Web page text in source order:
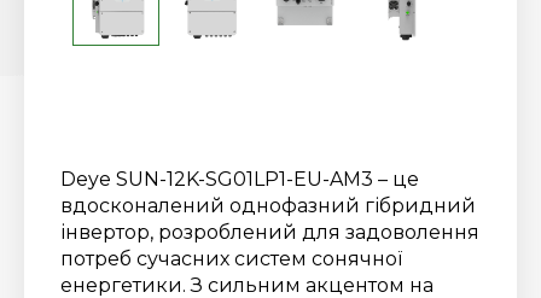
Deye SUN-12K-SG01LP1-EU-AM3 – це
вдосконалений однофазний гібридний
інвертор, розроблений для задоволення
потреб сучасних систем сонячної
енергетики. З сильним акцентом на